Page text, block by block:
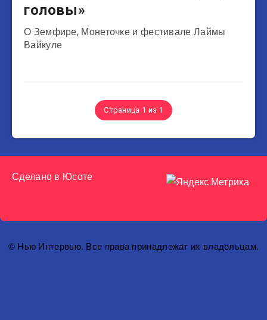
головы»
О Земфире, Монеточке и фестивале Лаймы
Вайкуле
Страница 1 из 1
Сделано в Юсоте
© Нью Интервью. Все права принадлежат их владельцам.